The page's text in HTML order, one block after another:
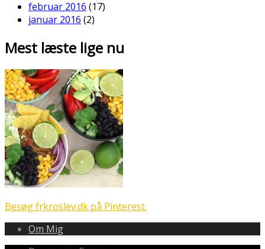
februar 2016 (17)
januar 2016 (2)
Mest læste lige nu
Besøg frkroslev.dk på Pinterest.
Om Mig